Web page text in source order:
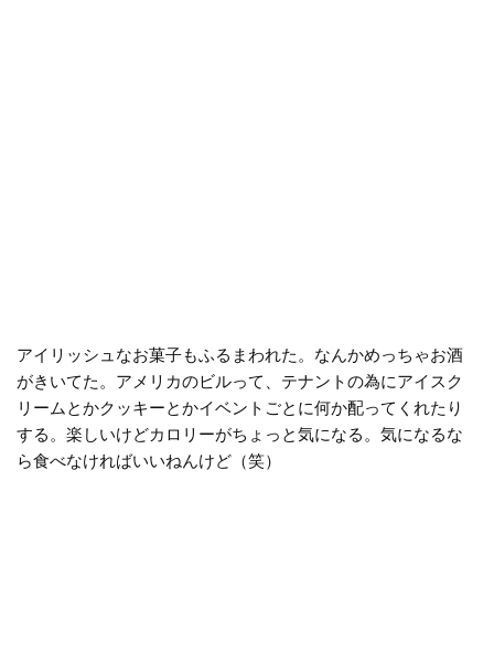
アイリッシュなお菓子もふるまわれた。なんかめっちゃお酒
がきいてた。アメリカのビルって、テナントの為にアイスク
リームとかクッキーとかイベントごとに何か配ってくれたり
する。楽しいけどカロリーがちょっと気になる。気になるな
ら食べなければいいねんけど（笑）